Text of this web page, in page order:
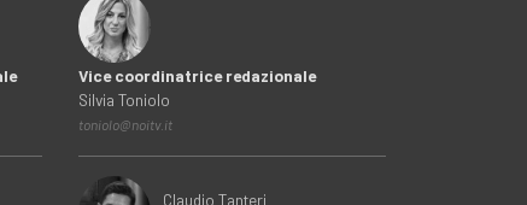
Vice coordinatrice redazionale
Silvia Toniolo
toniolo@noitv.it
Claudio Tanteri